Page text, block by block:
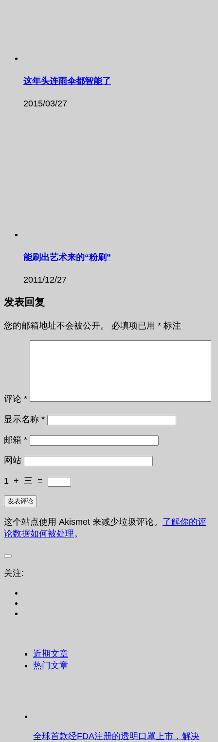
这年头连雨伞都智能了
2015/03/27
能刷出艺术来的“粉刷”
2011/12/27
发表回复
您的邮箱地址不会被公开。 必填项已用 * 标注
评论 *
显示名称 *
邮箱 *
网站
1 + 三 =
这个站点使用 Akismet 来减少垃圾评论。 了解你的评
论数据如何被处理。
关注:
近期文章
热门文章
全球首款经FDA注册的透明口罩上市，解决